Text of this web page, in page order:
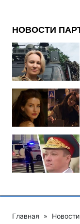
Главная » Новости